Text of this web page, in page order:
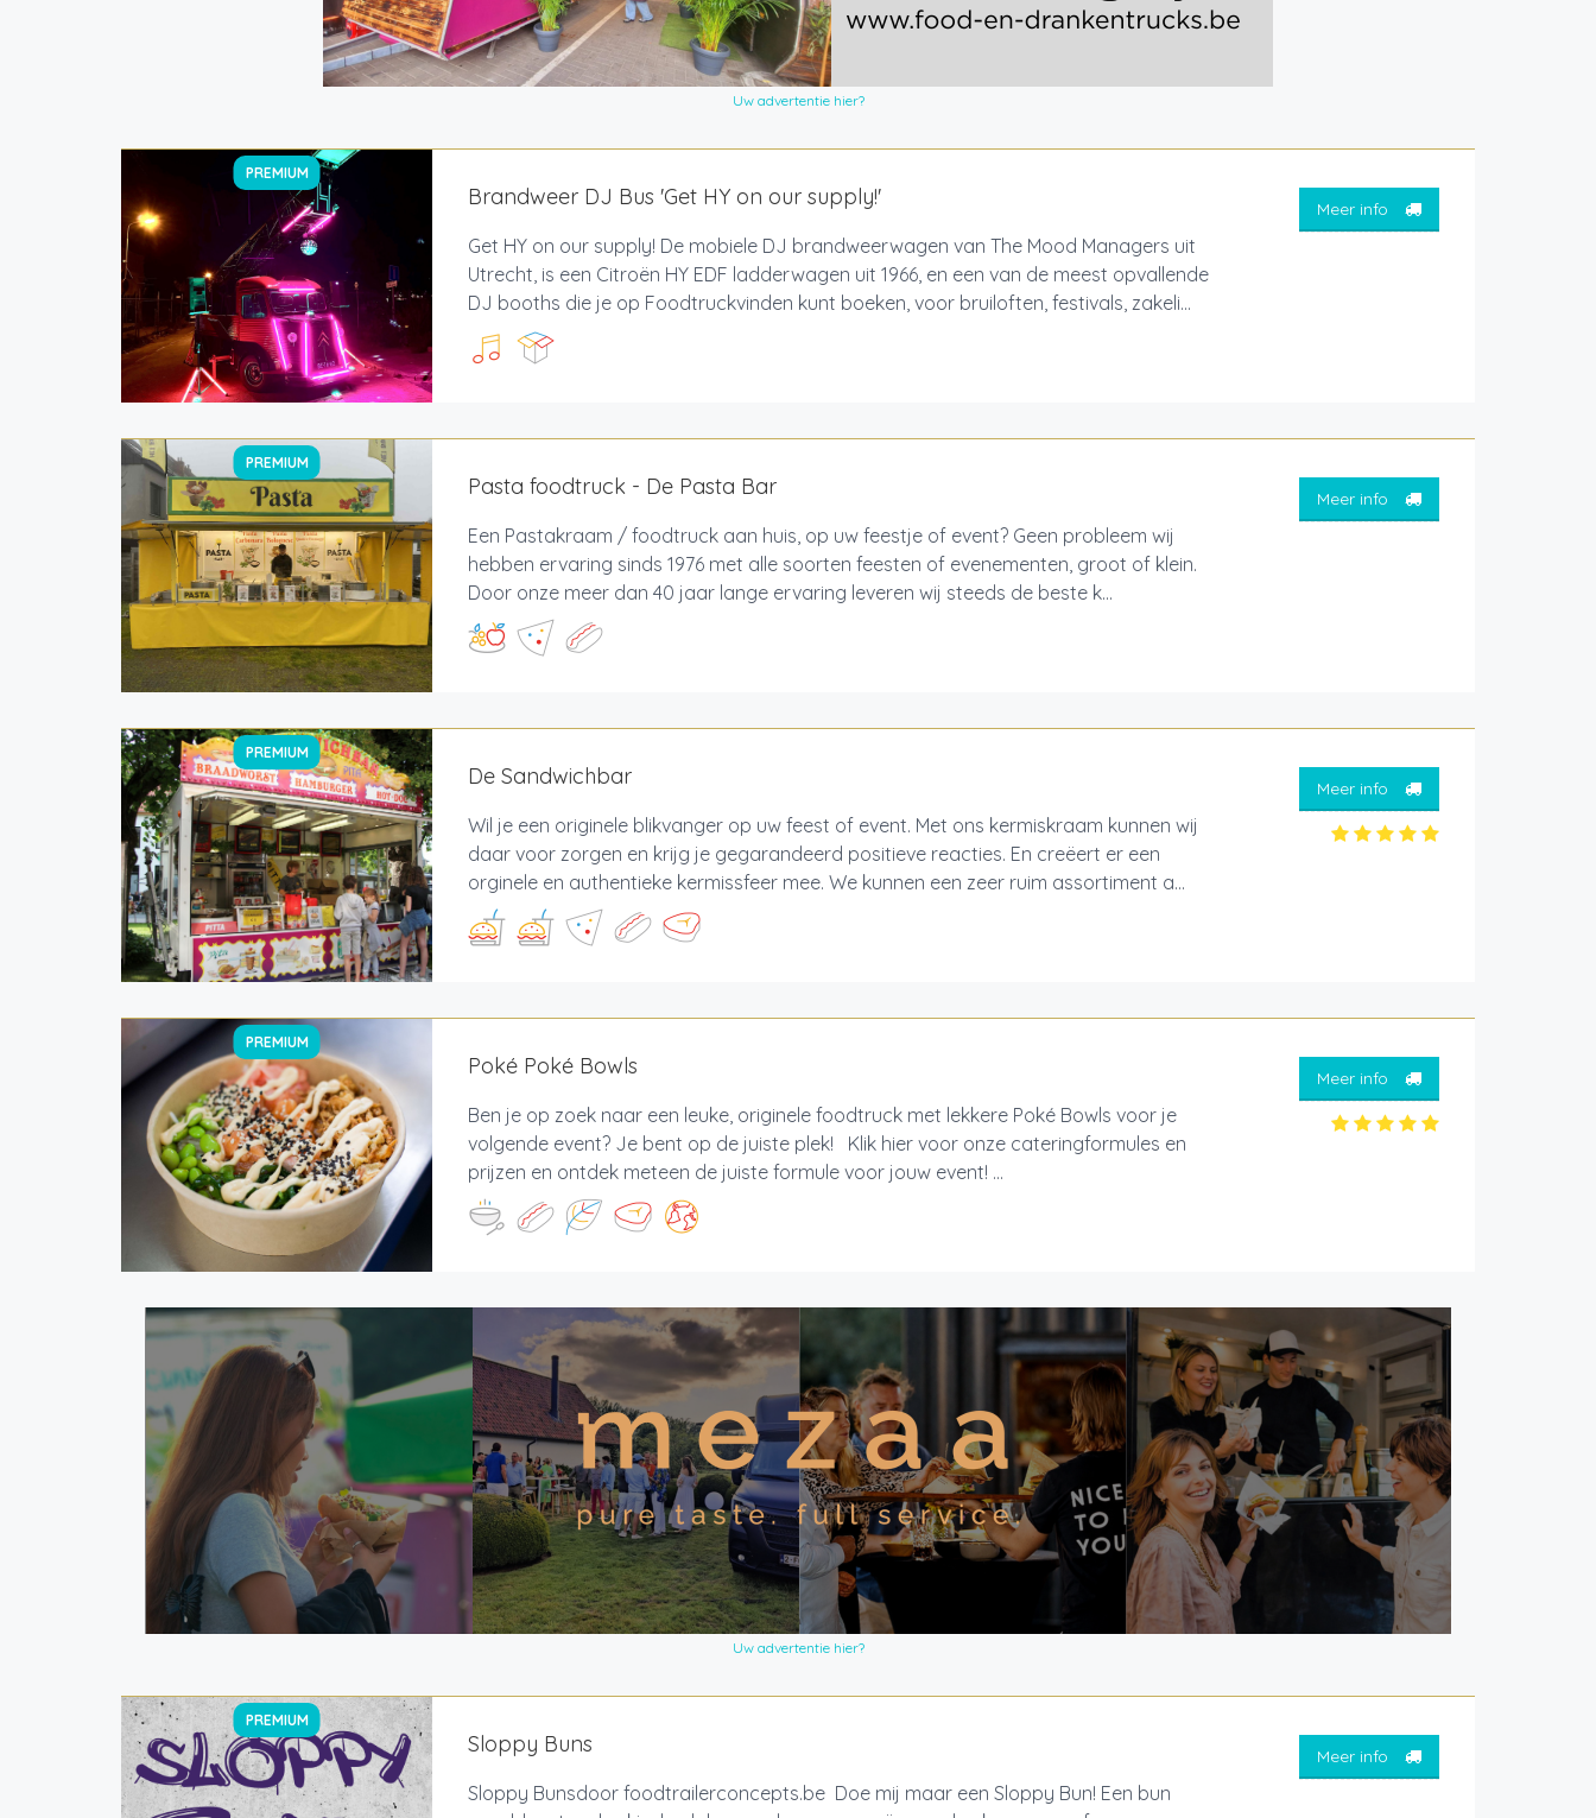
Uw advertentie hier?
PREMIUM
Brandweer DJ Bus 'Get HY on our supply!'
Get HY on our supply! De mobiele DJ brandweerwagen van The Mood Managers uit
Utrecht, is een Citroën HY EDF ladderwagen uit 1966, en een van de meest opvallende
DJ booths die je op Foodtruckvinden kunt boeken, voor bruiloften, festivals, zakeli...
Meer info
PREMIUM
Pasta foodtruck - De Pasta Bar
Een Pastakraam / foodtruck aan huis, op uw feestje of event? Geen probleem wij
hebben ervaring sinds 1976 met alle soorten feesten of evenementen, groot of klein.
Door onze meer dan 40 jaar lange ervaring leveren wij steeds de beste k...
Meer info
PREMIUM
De Sandwichbar
Wil je een originele blikvanger op uw feest of event. Met ons kermiskraam kunnen wij
daar voor zorgen en krijg je gegarandeerd positieve reacties. En creëert er een
orginele en authentieke kermissfeer mee. We kunnen een zeer ruim assortiment a...
Meer info
PREMIUM
Poké Poké Bowls
Ben je op zoek naar een leuke, originele foodtruck met lekkere Poké Bowls voor je
volgende event? Je bent op de juiste plek! Klik hier voor onze cateringformules en
prijzen en ontdek meteen de juiste formule voor jouw event! ...
Meer info
Uw advertentie hier?
PREMIUM
Sloppy Buns
Sloppy Bunsdoor foodtrailerconcepts.be Doe mij maar een Sloppy Bun! Een bun
Meer info